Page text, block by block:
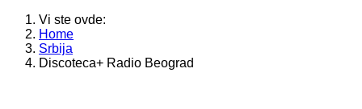
Vi ste ovde:
Home
Srbija
Discoteca+ Radio Beograd